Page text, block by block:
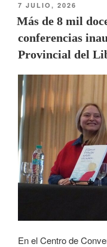
7 JULIO, 2026
Más de 8 mil
conferencias
Provincial del
En el Centro de